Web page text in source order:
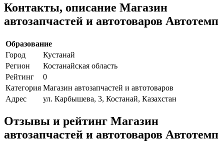
Контакты, описание Магазин
автозапчастей и автотоваров Автотемп
Образование
Город
Кустанай
Регион
Костанайская область
Рейтинг
0
Категория Магазин автозапчастей и автотоваров
Адрес
ул. Карбышева, 3, Костанай, Казахстан
Отзывы и рейтинг Магазин
автозапчастей и автотоваров Автотемп